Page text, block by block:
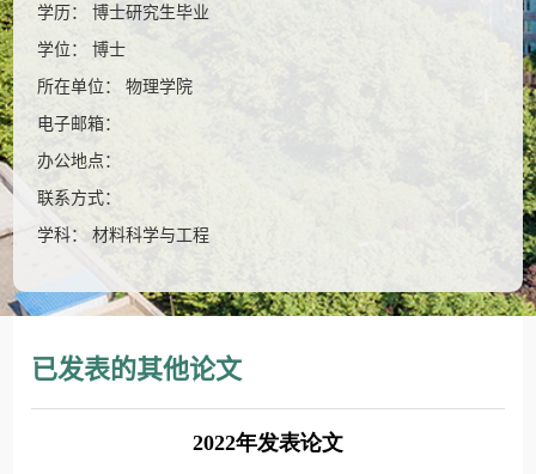
学历： 博士研究生毕业
学位： 博士
所在单位： 物理学院
电子邮箱：
办公地点：
联系方式：
学科： 材料科学与工程
已发表的其他论文